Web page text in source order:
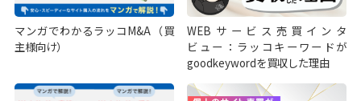
マンガでわかるラッコM&A（買
主様向け）
WEBサービス売買インタ
ビュー：ラッコキーワードが
goodkeywordを買収した理由